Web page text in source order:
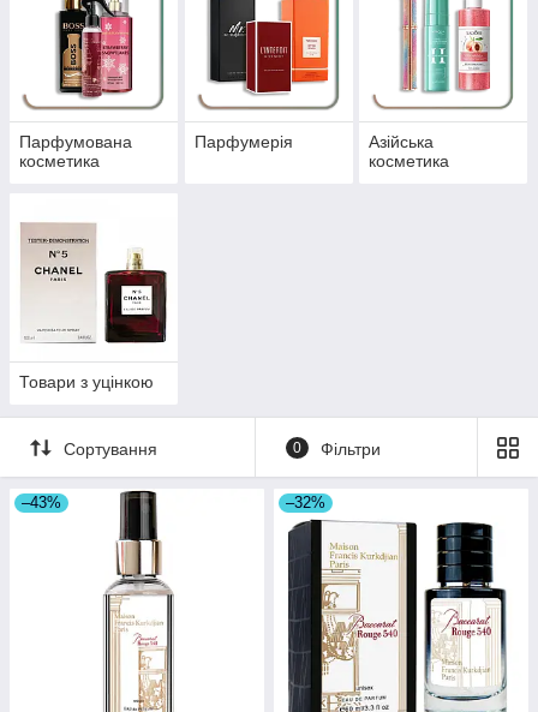
Парфумована
косметика
Парфумерія
Азійська
косметика
Товари з уцінкою
Сортування 0 Фільтри
–43% –32%